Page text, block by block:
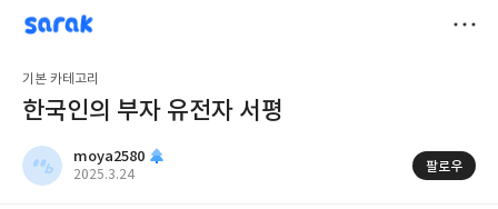
sarak
moya2580
기본 카테고리
한국인의 부자 유전자 서평
moya2580
작
2025.3.24
팔로우